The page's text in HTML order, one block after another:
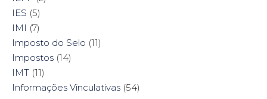
IES (5)
IMI (7)
Imposto do Selo (11)
Impostos (14)
IMT (11)
Informações Vinculativas (54)